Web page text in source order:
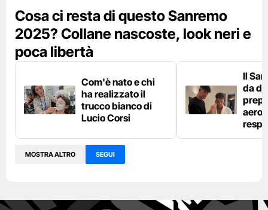
Cosa ci resta di questo Sanremo
2025? Collane nascoste, look neri e
poca libertà
Com'è nato e chi
ha realizzato il
trucco bianco di
Lucio Corsi
Il
da
MOSTRA ALTRO SEGUI